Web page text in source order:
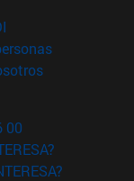
(abre en
(abre en
00